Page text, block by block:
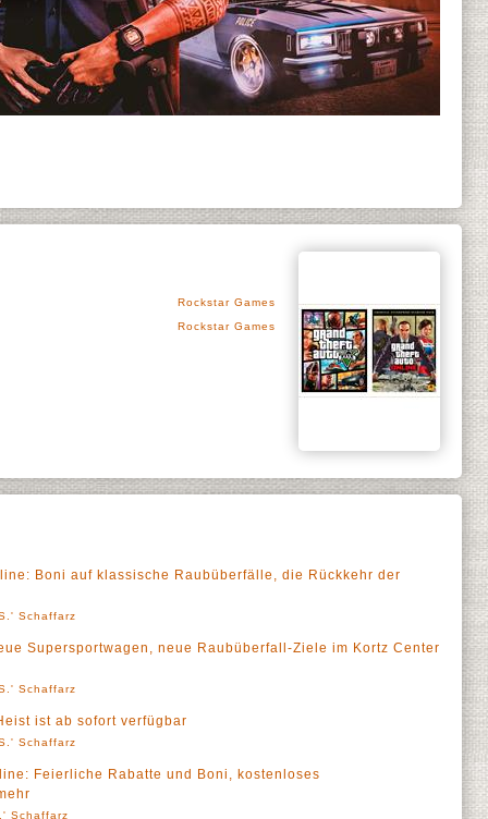
Rockstar Games
Rockstar Games
Boni auf klassische Raubüberfälle, die Rückkehr der
Schaffarz
Supersportwagen, neue Raubüberfall-Ziele im Kortz Center
Schaffarz
ist ab sofort verfügbar
Schaffarz
Feierliche Rabatte und Boni, kostenloses
Schaffarz